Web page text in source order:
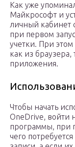
Как уже
Майкрософт и
личный кабинет
при первом
учетки. При
как из
приложения.
Чтобы начать
OneDrive, войти
программы, при
чего